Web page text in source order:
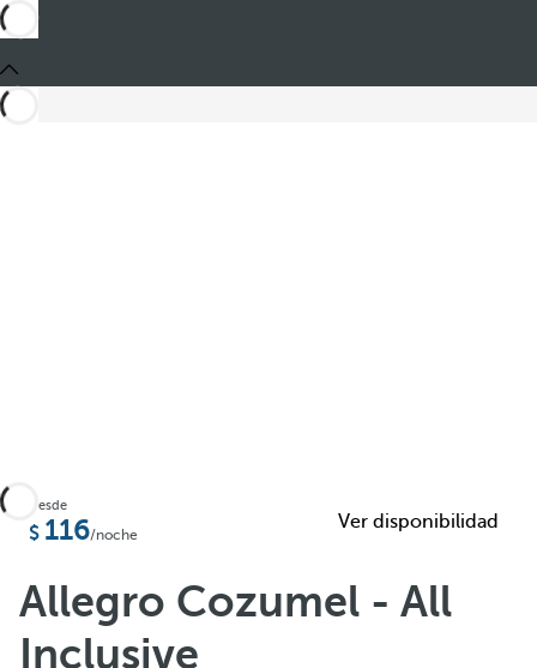
Compartir
Añadir a favoritos
Ver más fotos y videos
Desde
116/noche
Ver disponibilidad
Allegro Cozumel - All
Inclusive